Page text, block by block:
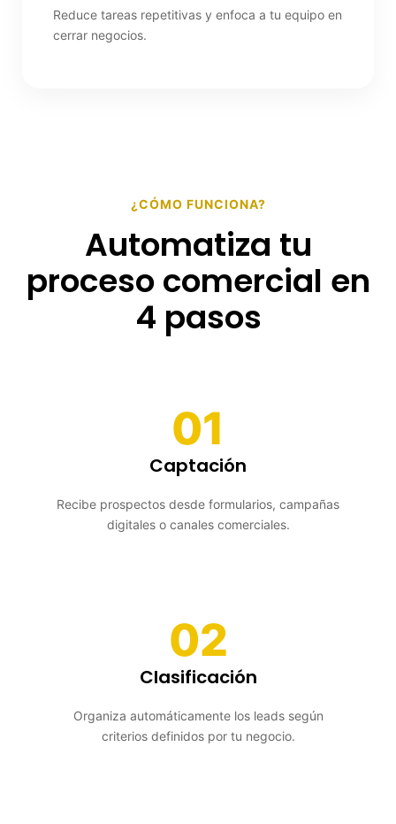
Reduce tareas repetitivas y enfoca a tu equipo en
cerrar negocios.
¿CÓMO FUNCIONA?
Automatiza tu
proceso comercial en
4 pasos
01
Captación
Recibe prospectos desde formularios, campañas
digitales o canales comerciales.
02
Clasificación
Organiza automáticamente los leads según
criterios definidos por tu negocio.